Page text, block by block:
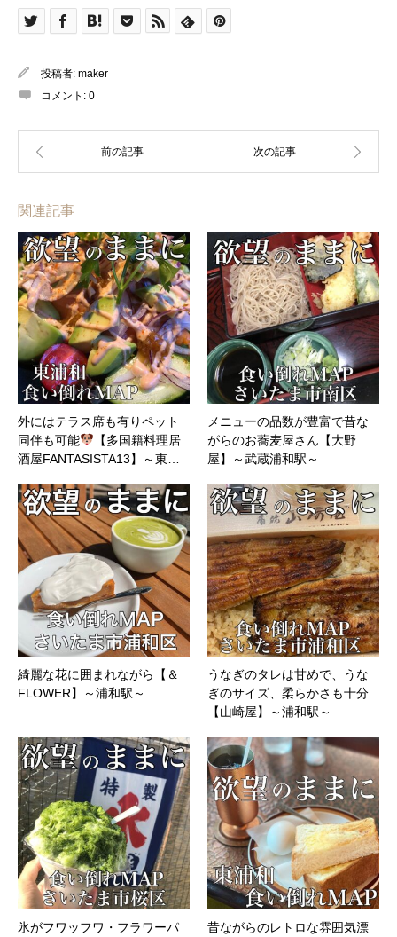
投稿者: maker
コメント: 0
関連記事
外にはテラス席も有りペット
同伴も可能
【多国籍料理居
酒屋FANTASISTA13】～東…
メニューの品数が豊富で昔な
がらのお蕎麦屋さん【大野
屋】～武蔵浦和駅～
綺麗な花に囲まれながら【＆
FLOWER】～浦和駅～
うなぎのタレは甘めで、うな
ぎのサイズ、柔らかさも十分
【山崎屋】～浦和駅～
氷がフワッフワ・フラワーパ
昔ながらのレトロな雰囲気漂